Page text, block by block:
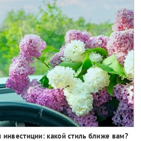
какой стиль ближе вам?